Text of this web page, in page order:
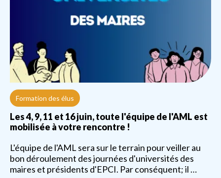
Formation des élus
Les 4, 9, 11 et 16 juin, toute l'équipe de l'AML est
mobilisée à votre rencontre !
L'équipe de l'AML sera sur le terrain pour veiller au
bon déroulement des journées d'universités des
maires et présidents d'EPCI. Par conséquent; il …